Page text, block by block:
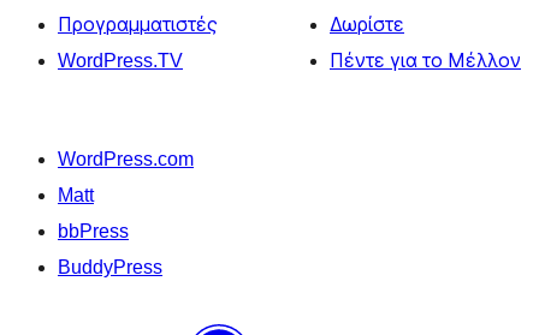
Προγραμματιστές
WordPress.TV
Δωρίστε
Πέντε για το Μέλλον
WordPress.com
Matt
bbPress
BuddyPress